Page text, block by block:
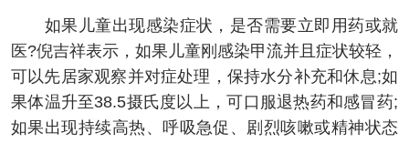
如果儿童出现感染症状，是否需要立即用药或就
医?倪吉祥表示，如果儿童刚感染甲流并且症状较轻，
可以先居家观察并对症处理，保持水分补充和休息;如
果体温升至38.5摄氏度以上，可口服退热药和感冒药;
如果出现持续高热、呼吸急促、剧烈咳嗽或精神状态